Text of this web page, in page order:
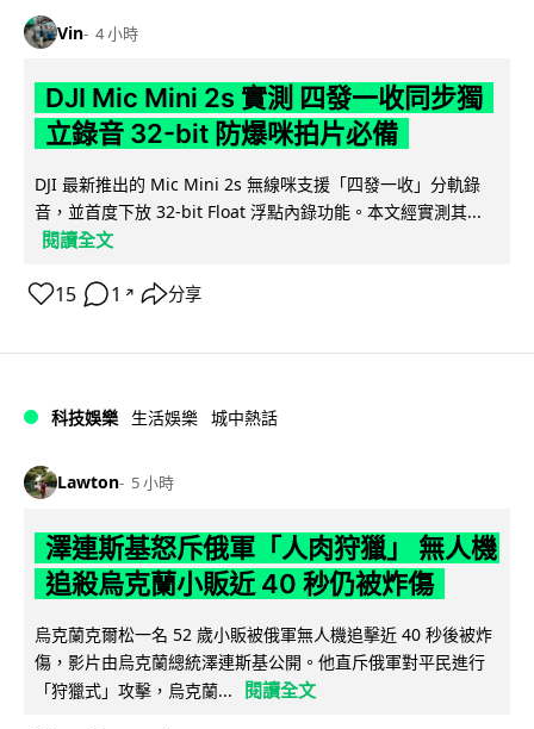
Vin 4 小時
DJI Mic Mini 2s 實測 四發一收同步獨
立錄音 32-bit 防爆咪拍片必備
DJI 最新推出的 Mic Mini 2s 無線咪支援「四發一收」分軌錄
音，並首度下放 32-bit Float 浮點內錄功能。本文經實測其...
閱讀全文
15 1 ↗ 分享
科技娛樂 生活娛樂 城中熱話
Lawton 5 小時
澤連斯基怒斥俄軍「人肉狩獵」 無人機
追殺烏克蘭小販近 40 秒仍被炸傷
烏克蘭克爾松一名 52 歲小販被俄軍無人機追擊近 40 秒後被炸
傷，影片由烏克蘭總統澤連斯基公開。他直斥俄軍對平民進行
「狩獵式」攻擊，烏克蘭...
閱讀全文